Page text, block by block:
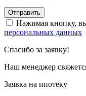
Отправить
Нажимая кнопку,
персональных данных
Спасибо за заявку!
Наш менеджер
Заявка на ипотеку